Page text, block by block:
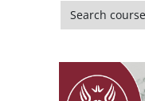
Search courses